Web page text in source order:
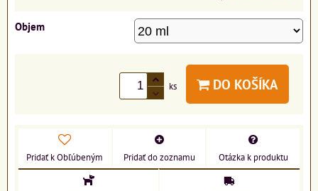
Objem
ks DO KOŠÍKA
Pridať k Obľúbeným Pridať do zoznamu Otázka k produktu